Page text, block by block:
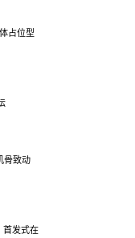
占位型
骨致动
首发式在